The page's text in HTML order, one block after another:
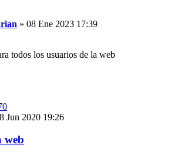
» 08 Ene 2023 17:39
todos los usuarios de la web
Jun 2020 19:26
web